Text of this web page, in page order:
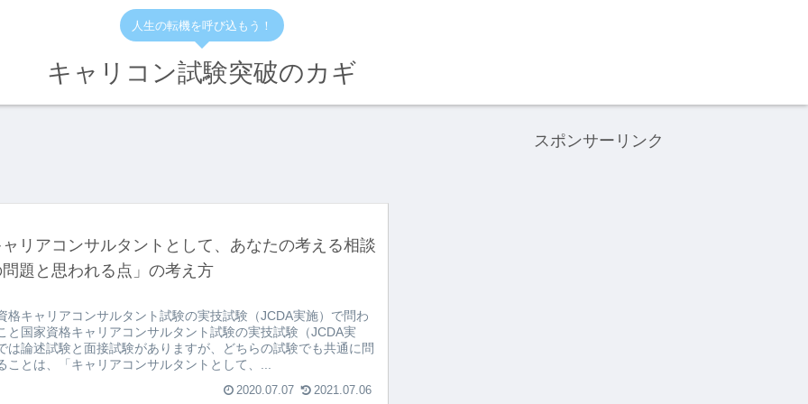
人生の転機を呼び込もう！
キャリコン試験突破のカギ
リアコンサルタントとして、あなたの考える相談
題と思われる点」の考え方
格キャリアコンサルタント試験の実技試験（JCDA実施）で問わ
と国家資格キャリアコンサルタント試験の実技試験（JCDA実
は論述試験と面接試験がありますが、どちらの試験でも共通に問
ことは、「キャリアコンサルタントとして、...
2020.07.07 2021.07.06
スポンサーリンク